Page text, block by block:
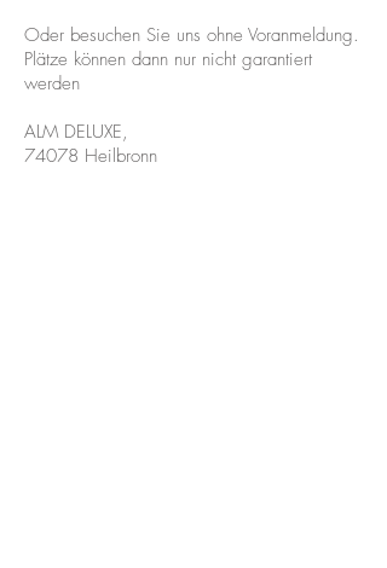
Oder besuchen Sie uns ohne Voranmeldung.
Plätze können dann nur nicht garantiert
werden
ALM DELUXE,
74078 Heilbronn